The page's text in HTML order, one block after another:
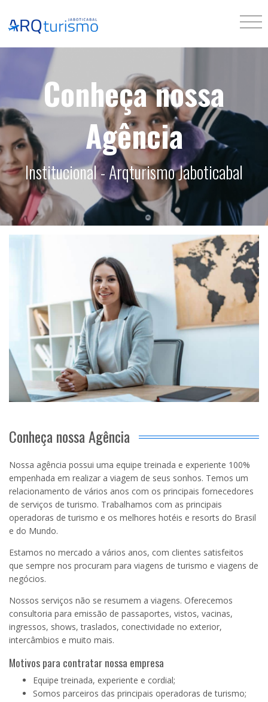
Conheça nossa
Agência
Institucional - Arqturismo Jaboticabal
Conheça nossa Agência
Nossa agência possui uma equipe treinada e experiente 100%
empenhada em realizar a viagem de seus sonhos. Temos um
relacionamento de vários anos com os principais fornecedores
de serviços de turismo. Trabalhamos com as principais
operadoras de turismo e os melhores hotéis e resorts do Brasil
e do Mundo.
Estamos no mercado a vários anos, com clientes satisfeitos
que sempre nos procuram para viagens de turismo e viagens de
negócios.
Nossos serviços não se resumem a viagens. Oferecemos
consultoria para emissão de passaportes, vistos, vacinas,
ingressos, shows, traslados, conectividade no exterior,
intercâmbios e muito mais.
Motivos para contratar nossa empresa
Equipe treinada, experiente e cordial;
Somos parceiros das principais operadoras de turismo;